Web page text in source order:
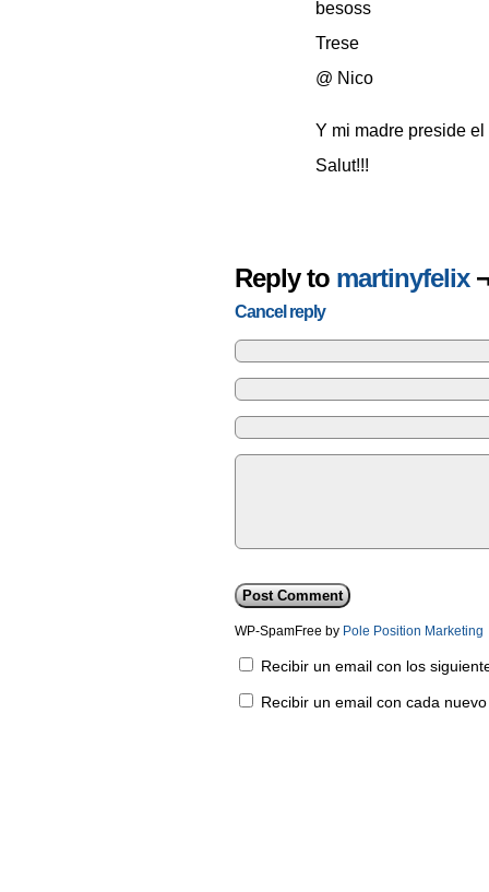
besoss
Trese
@ Nico
Y mi madre preside
Salut!!!
Reply to martinyfelix¬
Cancel reply
WP-SpamFree by Pole Position Marketing
Recibir un email con los
Recibir un email con cada